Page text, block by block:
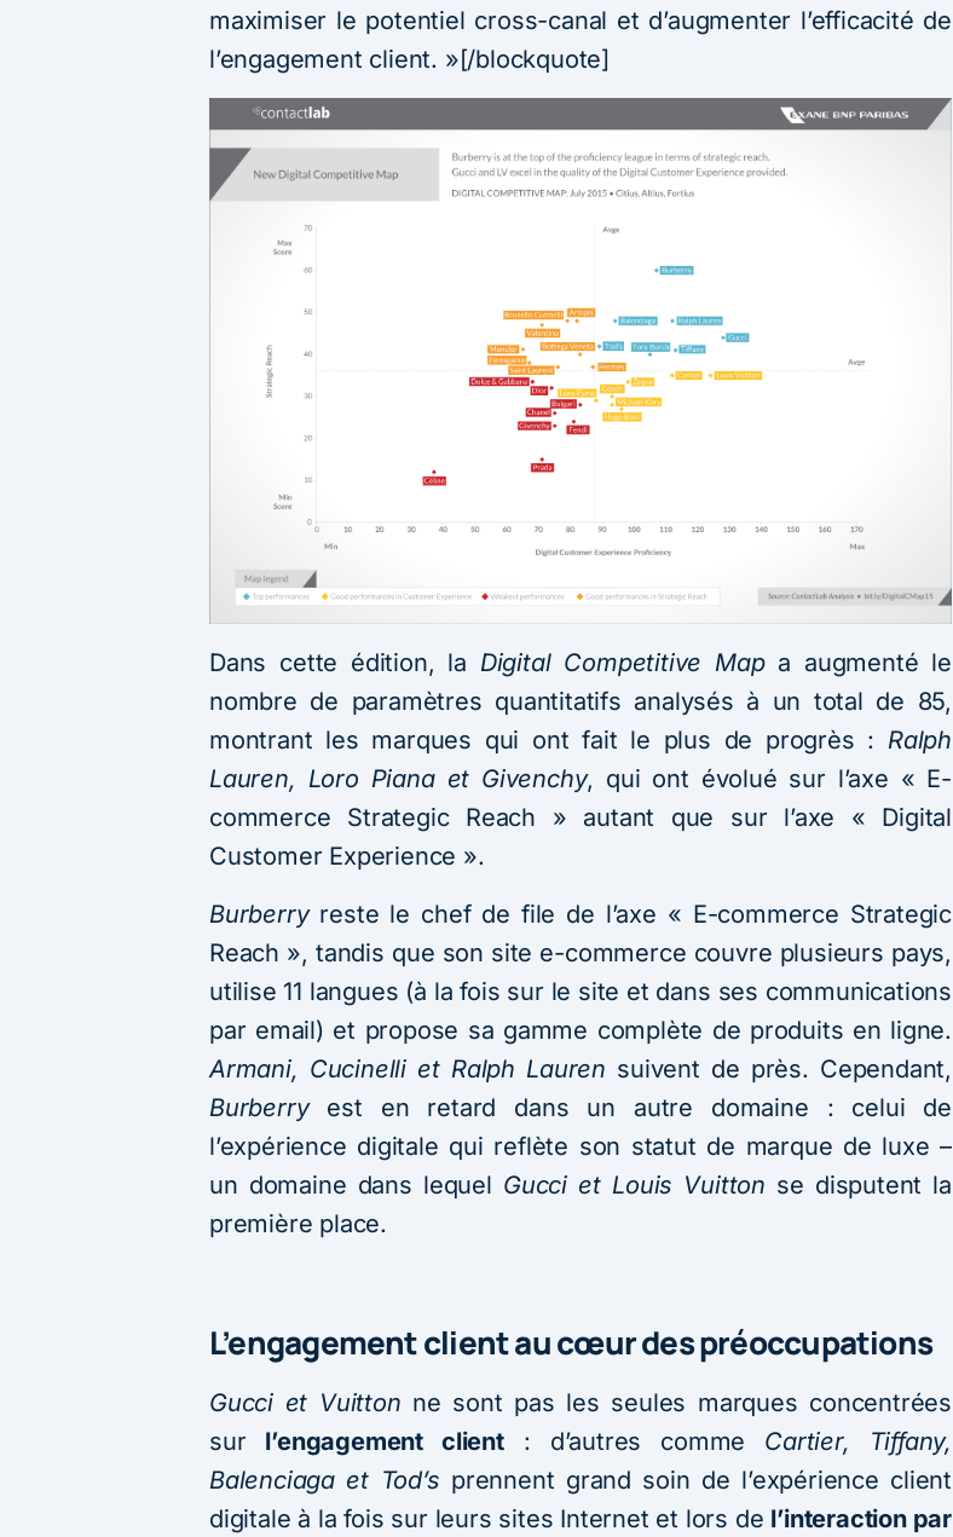
maximiser le potentiel cross-canal et d’augmenter l’efficacité de
l’engagement client. »[/blockquote]
Dans cette édition, la Digital Competitive Mapa augmenté le
nombre de paramètres quantitatifs analysés à un total de 85,
montrant les marques qui ont fait le plus de progrès : Ralph
Lauren, Loro Piana et Givenchy, qui ont évolué sur l’axe « E-
commerce Strategic Reach » autant que sur l’axe « Digital
Customer Experience ».
Burberryreste le chef de file de l’axe « E-commerce Strategic
Reach », tandis que son site e-commerce couvre plusieurs pays,
utilise 11 langues (à la fois sur le site et dans ses communications
par email) et propose sa gamme complète de produits en ligne.
Armani, Cucinelli et Ralph Lauren suivent de près. Cependant,
Burberryest en retard dans un autre domaine : celui de
l’expérience digitale qui reflète son statut de marque de luxe –
un domaine dans lequel Gucci et Louis Vuitton se disputent la
première place.
L’engagement client au cœur des préoccupations
Gucci et Vuitton ne sont pas les seules marques concentrées
sur l’engagement client: d’autres comme Cartier, Tiffany,
Balenciaga et Tod’s prennent grand soin de l’expérience client
digitale à la fois sur leurs sites Internet et lors de l’interaction par